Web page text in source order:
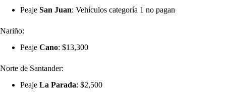
Peaje San Juan: Vehículos categoría 1 no pagan
Nariño:
Peaje Cano: $13,300
Norte de Santander:
Peaje La Parada: $2,500